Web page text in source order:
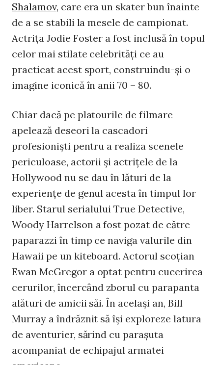
Shalamov, care era un skater bun înainte
de a se stabili la mesele de campionat.
Actriţa Jodie Foster a fost inclusă în topul
celor mai stilate celebrităţi ce au
practicat acest sport, construindu-şi o
imagine iconică în anii 70 – 80.
Chiar dacă pe platourile de filmare
apelează deseori la cascadori
profesionişti pentru a realiza scenele
periculoase, actorii şi actriţele de la
Hollywood nu se dau în lături de la
experienţe de genul acesta în timpul lor
liber. Starul serialului True Detective,
Woody Harrelson a fost pozat de către
paparazzi în timp ce naviga valurile din
Hawaii pe un kiteboard. Actorul scoţian
Ewan McGregor a optat pentru cucerirea
cerurilor, încercând zborul cu parapanta
alături de amicii săi. În acelaşi an, Bill
Murray a îndrăznit să îşi exploreze latura
de aventurier, sărind cu paraşuta
acompaniat de echipajul armatei